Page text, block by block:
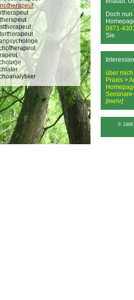
Doch
0871-
Sie.
über mich
Praxis >
Seminare
[mehr]
© 1998